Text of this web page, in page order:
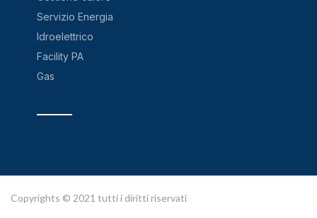
Servizio Energia
Idroelettrico
Facility PA
Gas
Copyrights © 2021 tutti i diritti riservati